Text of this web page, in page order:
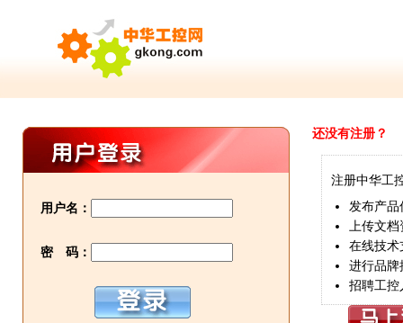
用户名：
密 码：
还没有注册？
注册中华工
发布产品
上传文档
在线技术
进行品牌
招聘工控